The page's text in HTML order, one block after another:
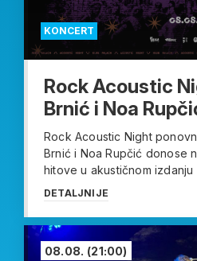
KONCERT
Rock Acoustic
Brnić i Noa
Rock Acoustic Night
Brnić i Noa Rupčić donose
hitove u akustičnom izdanju
DETALJNIJE
08.08. (21:00)